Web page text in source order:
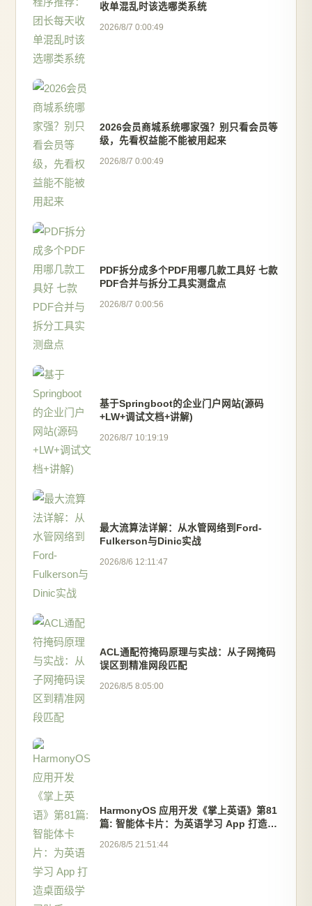
收单混乱时该选哪类系统
2026/8/7 0:00:49
2026会员商城系统哪家强？别只看会员等
级，先看权益能不能被用起来
2026/8/7 0:00:49
PDF拆分成多个PDF用哪几款工具好 七款
PDF合并与拆分工具实测盘点
2026/8/7 0:00:56
基于Springboot的企业门户网站(源码
+LW+调试文档+讲解)
2026/8/7 10:19:19
最大流算法详解：从水管网络到Ford-
Fulkerson与Dinic实战
2026/8/6 12:11:47
ACL通配符掩码原理与实战：从子网掩码
误区到精准网段匹配
2026/8/5 8:05:00
HarmonyOS 应用开发《掌上英语》第81
篇: 智能体卡片：为英语学习 App 打造桌
2026/8/5 21:51:44